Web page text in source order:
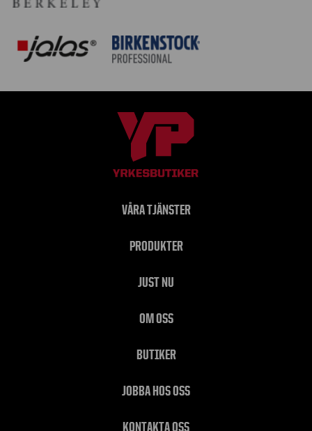
VÅRA TJÄNSTER
PRODUKTER
JUST NU
OM OSS
BUTIKER
JOBBA HOS OSS
KONTAKTA OSS